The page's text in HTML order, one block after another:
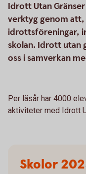
Idrott Utan
verktyg genom att,
idrottsföreningar,
skolan. Idrott utan
oss i samverkan
Per läsår har 4000
aktiviteter med Idrott
Skolor